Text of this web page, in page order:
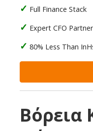
Full Finance Stack
Expert CFO Partner
80% Less Than
Βόρεια